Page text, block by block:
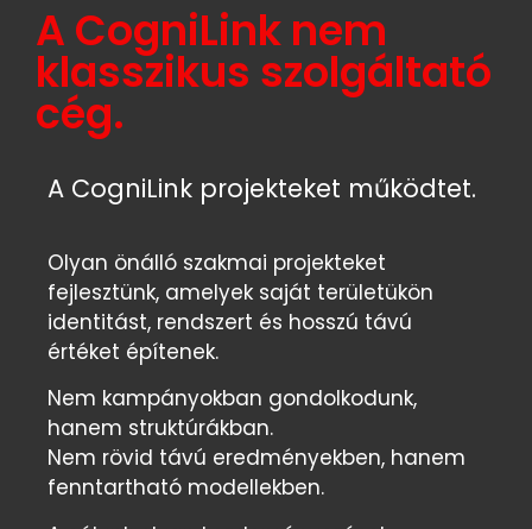
A CogniLink nem
klasszikus szolgáltató
cég.
A CogniLink projekteket működtet.
Olyan önálló szakmai projekteket
fejlesztünk, amelyek saját területükön
identitást, rendszert és hosszú távú
értéket építenek.
Nem kampányokban gondolkodunk,
hanem struktúrákban.
Nem rövid távú eredményekben, hanem
fenntartható modellekben.